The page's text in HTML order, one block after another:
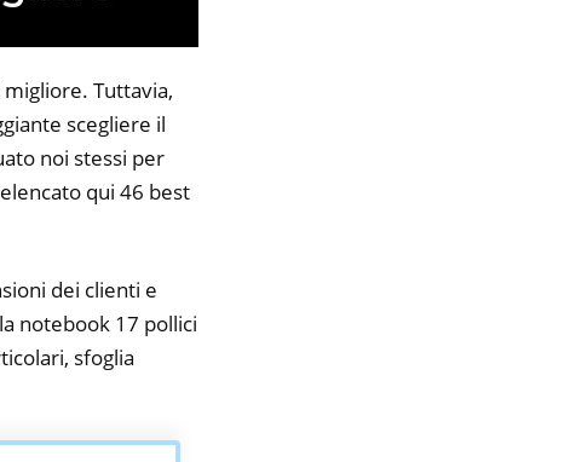
Tuttavia,
scegliere il
noi stessi per
qui 46 best
dei clienti e
notebook 17 pollici
sfoglia